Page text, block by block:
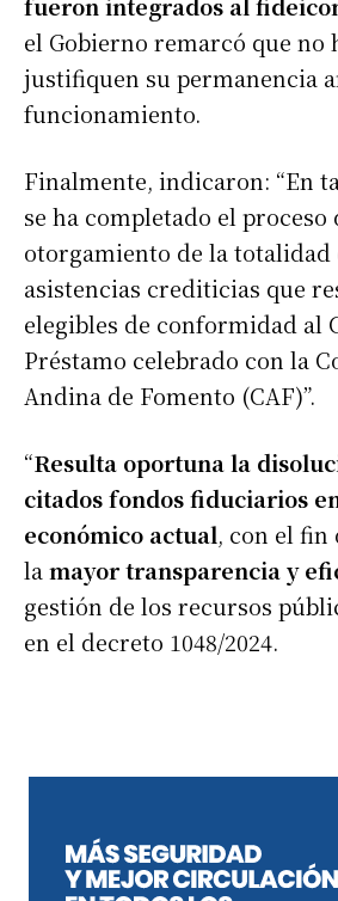
el Gobierno remarcó que no
justifiquen su permanencia
funcionamiento.
Finalmente, indicaron: “En
se ha completado el proceso
otorgamiento de la totalidad
asistencias crediticias que
elegibles de conformidad al
Préstamo celebrado con la
Andina de Fomento (CAF)”.
“Resulta oportuna la
citados fondos fiduciarios
económico actual, con el fin
la mayor transparencia y
gestión de los recursos
en el decreto 1048/2024.